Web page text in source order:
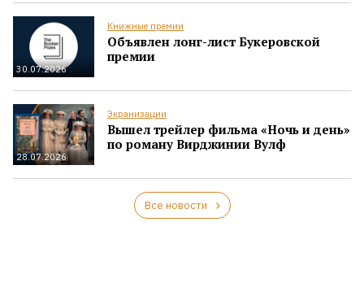
30.07.2026
Книжные премии
Объявлен лонг-лист Букеровской
премии
28.07.2026
Экранизации
Вышел трейлер фильма «Ночь и день»
по роману Вирджинии Вулф
Все новости